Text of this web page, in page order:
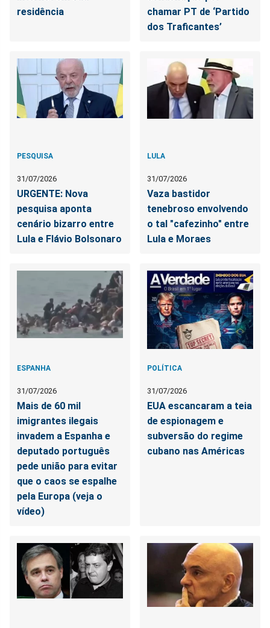
residência
chamar PT de ‘Partido
dos Traficantes’
PESQUISA
31/07/2026
URGENTE: Nova
pesquisa aponta
cenário bizarro entre
Lula e Flávio Bolsonaro
LULA
31/07/2026
Vaza bastidor
tenebroso envolvendo
o tal "cafezinho" entre
Lula e Moraes
ESPANHA
31/07/2026
Mais de 60 mil
imigrantes ilegais
invadem a Espanha e
deputado português
pede união para evitar
que o caos se espalhe
pela Europa (veja o
vídeo)
POLÍTICA
31/07/2026
EUA escancaram a teia
de espionagem e
subversão do regime
cubano nas Américas